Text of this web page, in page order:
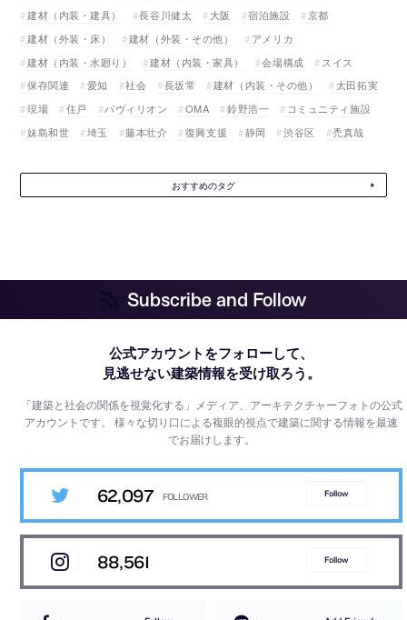
建材（内装・建具）
長谷川健太 大阪 宿泊施設
京都
建材（外装・床）
建材（外装・その他）
アメリカ
建材（内装・水廻り）
建材（内装・家具） 会場構成
スイス
保存関連
愛知 社会 長坂常 建材（内装・その他）
太田拓実
現場
住戸 パヴィリオン OMA 鈴野浩一
コミュニティ施設
妹島和世
埼玉 藤本壮介 復興支援 静岡 渋谷区 禿真哉
おすすめのタグ
Subscribe and Follow
公式アカウントをフォローして、
見逃せない建築情報を受け取ろう。
「建築と社会の関係を視覚化する」メディア、アーキテクチャーフォトの公式
アカウントです。様々な切り口による複眼的視点で建築に関する情報を最速
でお届けします。
62,097 Follow
88,561 Follow